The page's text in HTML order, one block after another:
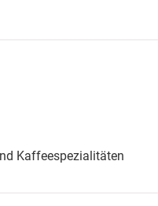
Kaffeespezialitäten